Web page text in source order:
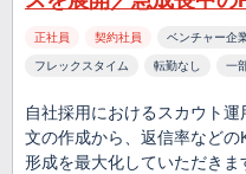
正社員 契約社員 ベンチャー企
フレックスタイム 転勤なし 一
自社採用におけるスカウト
文の作成から、返信率など
形成を最大化していただき